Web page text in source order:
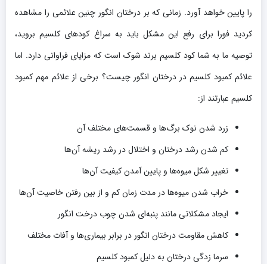
را پایین خواهد آورد. زمانی که بر درختان انگور چنین علائمی را مشاهده
کردید فورا برای رفع این مشکل باید به سراغ کودهای کلسیم بروید،
توصیه ما به شما کود کلسیم برند شوک است که مزایای فراوانی دارد. اما
علائم کمبود کلسیم در درختان انگور چیست؟ برخی از علائم مهم کمبود
کلسیم عبارتند از:
زرد شدن نوک برگ‌ها و قسمت‌های مختلف آن
کم شدن رشد درختان و اختلال در رشد ریشه آن‌ها
تغییر شکل میوه‌ها و پایین آمدن کیفیت آن‌ها
خراب شدن میوه‌ها در مدت زمان کم و از بین رفتن خاصیت آن‌ها
ایجاد مشکلاتی مانند پنبه‌ای شدن چوب درخت انگور
کاهش مقاومت درختان انگور در برابر بیماری‌ها و آفات مختلف
سرما زدگی درختان به دلیل کمبود کلسیم